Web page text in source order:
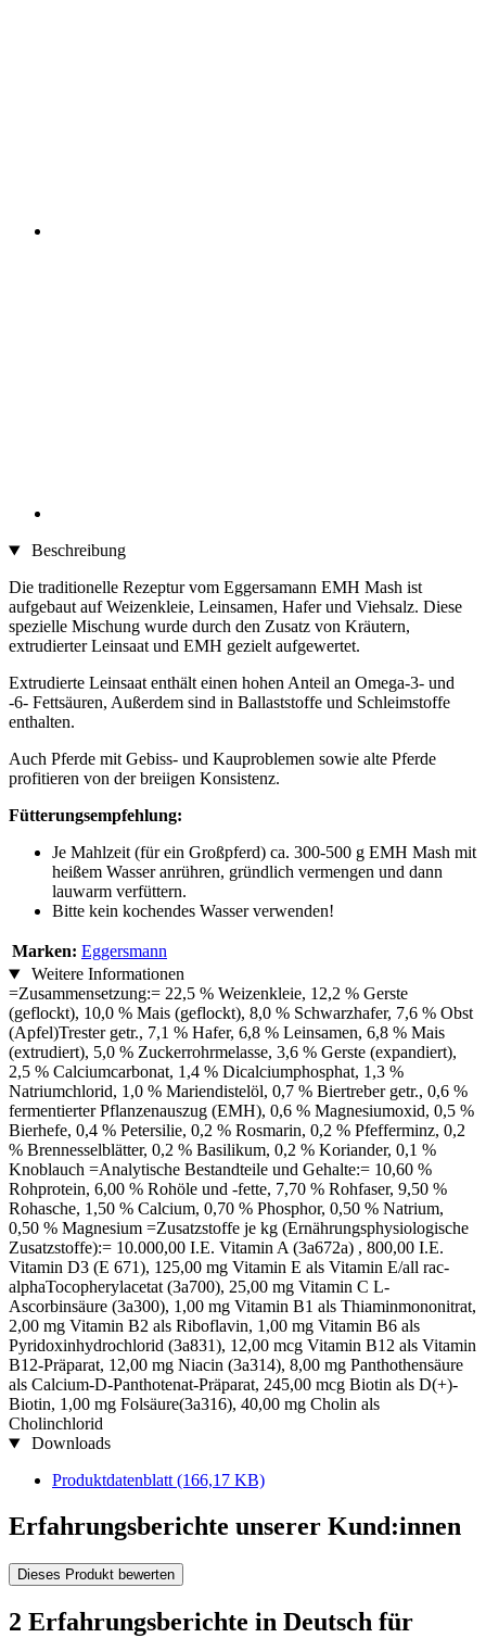
Beschreibung
Die traditionelle Rezeptur vom Eggersamann EMH Mash ist
aufgebaut auf Weizenkleie, Leinsamen, Hafer und Viehsalz. Diese
spezielle Mischung wurde durch den Zusatz von Kräutern,
extrudierter Leinsaat und EMH gezielt aufgewertet.
Extrudierte Leinsaat enthält einen hohen Anteil an Omega-3- und
-6- Fettsäuren, Außerdem sind in Ballaststoffe und Schleimstoffe
enthalten.
Auch Pferde mit Gebiss- und Kauproblemen sowie alte Pferde
profitieren von der breiigen Konsistenz.
Fütterungsempfehlung:
Je Mahlzeit (für ein Großpferd) ca. 300-500 g EMH Mash mit
heißem Wasser anrühren, gründlich vermengen und dann
lauwarm verfüttern.
Bitte kein kochendes Wasser verwenden!
Marken: Eggersmann
Weitere Informationen
=Zusammensetzung:= 22,5 % Weizenkleie, 12,2 % Gerste
(geflockt), 10,0 % Mais (geflockt), 8,0 % Schwarzhafer, 7,6 % Obst
(Apfel)Trester getr., 7,1 % Hafer, 6,8 % Leinsamen, 6,8 % Mais
(extrudiert), 5,0 % Zuckerrohrmelasse, 3,6 % Gerste (expandiert),
2,5 % Calciumcarbonat, 1,4 % Dicalciumphosphat, 1,3 %
Natriumchlorid, 1,0 % Mariendistelöl, 0,7 % Biertreber getr., 0,6 %
fermentierter Pflanzenauszug (EMH), 0,6 % Magnesiumoxid, 0,5 %
Bierhefe, 0,4 % Petersilie, 0,2 % Rosmarin, 0,2 % Pfefferminz, 0,2
% Brennesselblätter, 0,2 % Basilikum, 0,2 % Koriander, 0,1 %
Knoblauch =Analytische Bestandteile und Gehalte:= 10,60 %
Rohprotein, 6,00 % Rohöle und -fette, 7,70 % Rohfaser, 9,50 %
Rohasche, 1,50 % Calcium, 0,70 % Phosphor, 0,50 % Natrium,
0,50 % Magnesium =Zusatzstoffe je kg (Ernährungsphysiologische
Zusatzstoffe):= 10.000,00 I.E. Vitamin A (3a672a) , 800,00 I.E.
Vitamin D3 (E 671), 125,00 mg Vitamin E als Vitamin E/all rac-
alphaTocopherylacetat (3a700), 25,00 mg Vitamin C L-
Ascorbinsäure (3a300), 1,00 mg Vitamin B1 als Thiaminmononitrat,
2,00 mg Vitamin B2 als Riboflavin, 1,00 mg Vitamin B6 als
Pyridoxinhydrochlorid (3a831), 12,00 mcg Vitamin B12 als Vitamin
B12-Präparat, 12,00 mg Niacin (3a314), 8,00 mg Panthothensäure
als Calcium-D-Panthotenat-Präparat, 245,00 mcg Biotin als D(+)-
Biotin, 1,00 mg Folsäure(3a316), 40,00 mg Cholin als
Cholinchlorid
Downloads
Produktdatenblatt (166,17 KB)
Erfahrungsberichte unserer Kund:innen
Dieses Produkt bewerten
2 Erfahrungsberichte in Deutsch für